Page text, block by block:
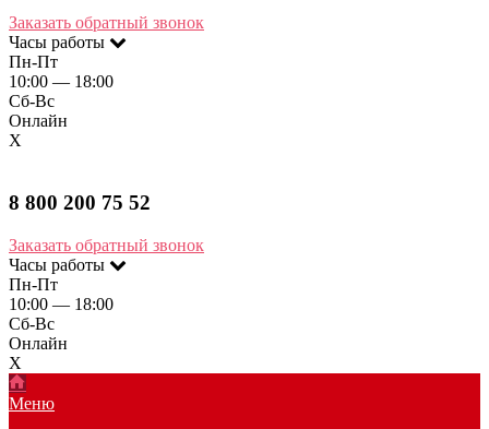
Заказать обратный звонок
Часы работы
Пн-Пт
10:00 — 18:00
Сб-Вс
Онлайн
X
8 800 200 75 52​
Заказать обратный звонок
Часы работы
Пн-Пт
10:00 — 18:00
Сб-Вс
Онлайн
X
Меню